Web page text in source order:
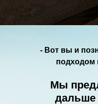
Мы
дальше
- Вот вы и
подходом